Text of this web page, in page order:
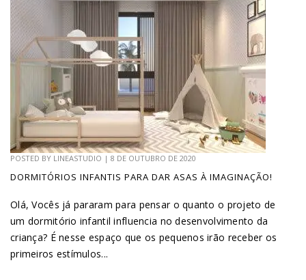
POSTED BY LINEASTUDIO | 8 DE OUTUBRO DE 2020
DORMITÓRIOS INFANTIS PARA DAR ASAS À IMAGINAÇÃO!
Olá, Vocês já pararam para pensar o quanto o projeto de
um dormitório infantil influencia no desenvolvimento da
criança? É nesse espaço que os pequenos irão receber os
primeiros estímulos...